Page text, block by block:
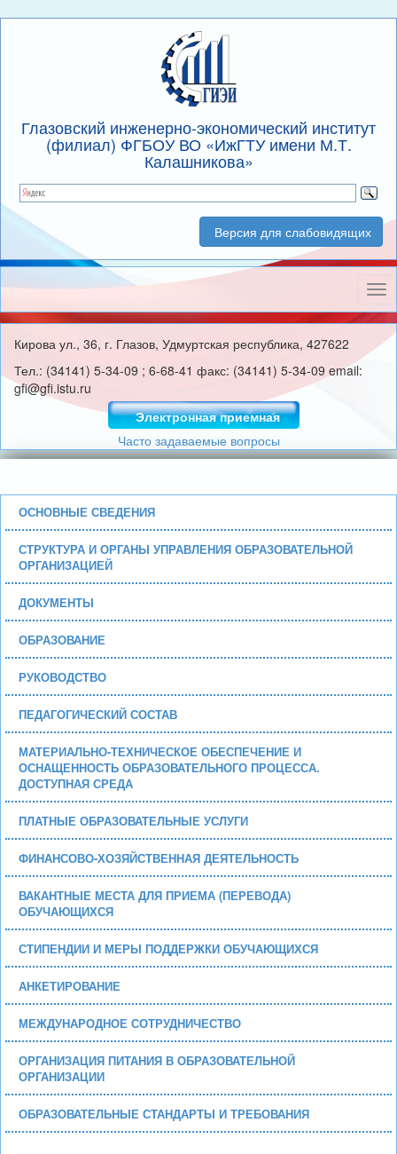
Глазовский инженерно-экономический институт
(филиал) ФГБОУ ВО «ИжГТУ имени М.Т.
Калашникова»
Версия для слабовидящих
Кирова ул., 36, г. Глазов, Удмуртская республика, 427622
Тел.: (34141) 5-34-09 ; 6-68-41 факс: (34141) 5-34-09 email:
gfi@gfi.istu.ru
Электронная приемная
Часто задаваемые вопросы
ОСНОВНЫЕ СВЕДЕНИЯ
СТРУКТУРА И ОРГАНЫ УПРАВЛЕНИЯ ОБРАЗОВАТЕЛЬНОЙ
ОРГАНИЗАЦИЕЙ
ДОКУМЕНТЫ
ОБРАЗОВАНИЕ
РУКОВОДСТВО
ПЕДАГОГИЧЕСКИЙ СОСТАВ
МАТЕРИАЛЬНО-ТЕХНИЧЕСКОЕ ОБЕСПЕЧЕНИЕ И
ОСНАЩЕННОСТЬ ОБРАЗОВАТЕЛЬНОГО ПРОЦЕССА.
ДОСТУПНАЯ СРЕДА
ПЛАТНЫЕ ОБРАЗОВАТЕЛЬНЫЕ УСЛУГИ
ФИНАНСОВО-ХОЗЯЙСТВЕННАЯ ДЕЯТЕЛЬНОСТЬ
ВАКАНТНЫЕ МЕСТА ДЛЯ ПРИЕМА (ПЕРЕВОДА)
ОБУЧАЮЩИХСЯ
СТИПЕНДИИ И МЕРЫ ПОДДЕРЖКИ ОБУЧАЮЩИХСЯ
АНКЕТИРОВАНИЕ
МЕЖДУНАРОДНОЕ СОТРУДНИЧЕСТВО
ОРГАНИЗАЦИЯ ПИТАНИЯ В ОБРАЗОВАТЕЛЬНОЙ
ОРГАНИЗАЦИИ
ОБРАЗОВАТЕЛЬНЫЕ СТАНДАРТЫ И ТРЕБОВАНИЯ